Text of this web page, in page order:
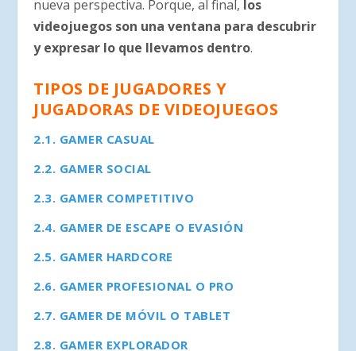
nueva perspectiva. Porque, al final, los
videojuegos son una ventana para descubrir
y expresar lo que llevamos dentro.
TIPOS DE JUGADORES Y
JUGADORAS DE VIDEOJUEGOS
2.1. GAMER CASUAL
2.2. GAMER SOCIAL
2.3. GAMER COMPETITIVO
2.4. GAMER DE ESCAPE O EVASIÓN
2.5. GAMER HARDCORE
2.6. GAMER PROFESIONAL O PRO
2.7. GAMER DE MÓVIL O TABLET
2.8. GAMER EXPLORADOR